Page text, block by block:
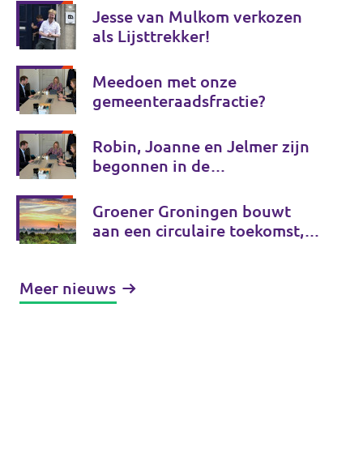
Jesse van Mulkom verkozen
als Lijsttrekker!
Meedoen met onze
gemeenteraadsfractie?
Robin, Joanne en Jelmer zijn
begonnen in de
Groener Groningen bouwt
aan een circulaire toekomst,
Meer nieuws